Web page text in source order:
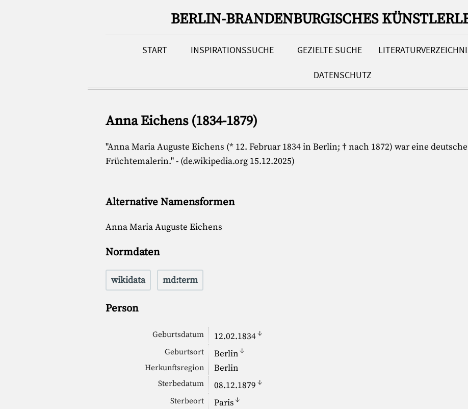
BERLIN-BRANDENBURGISCHES
START INSPIRATIONSSUCHE GEZIELTE SUCHE
DATENSCHUTZ
Anna Eichens (1834-1879)
"Anna Maria Auguste Eichens (* 12. Februar 1834 in Berlin; † nach 1872) war eine
Früchtemalerin." - (de.wikipedia.org 15.12.2025)
Alternative Namensformen
Anna Maria Auguste Eichens
Normdaten
wikidata md:term
Person
Geburtsdatum 12.02.1834↓
Geburtsort Berlin↓
Herkunftsregion Berlin
Sterbedatum 08.12.1879 ↓
Sterbeort Paris↓